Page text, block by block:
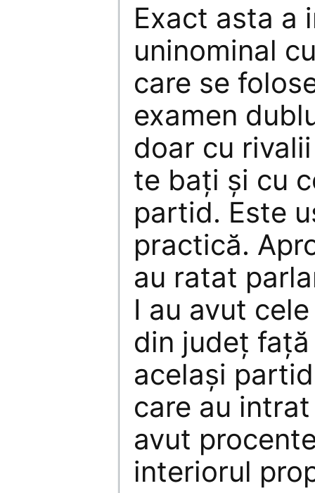
Exact asta a
uninominal
care se
examen
doar cu
te baţi şi cu
partid. Este
practică.
au ratat
I au avut
din judeţ
acelaşi
care au
avut
interiorul